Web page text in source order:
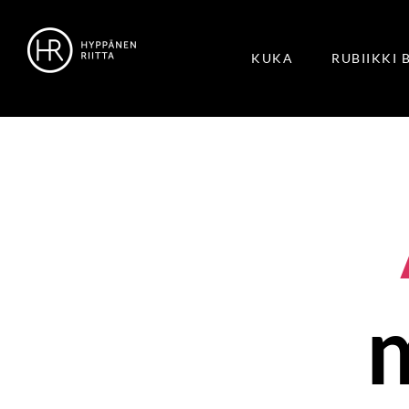
KUKA RUBIIKKI